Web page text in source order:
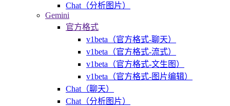
Chat（分析图片）
Gemini
官方格式
v1beta（官方格式-聊天）
v1beta（官方格式-流式）
v1beta（官方格式-文生图）
v1beta（官方格式-图片编辑）
Chat（聊天）
Chat（分析图片）